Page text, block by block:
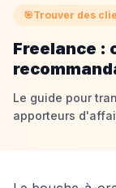
🎯Trouver des
Freelance :
Le guide pour
apporteurs